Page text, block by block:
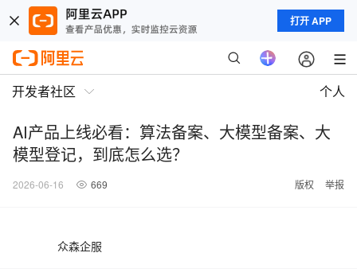
打开 APP
开发者社区 个人
AI产品上线必看：算法备案、大模型备案、大
模型登记，到底怎么选？
2026-06-16 669 版权 举报
众森企服